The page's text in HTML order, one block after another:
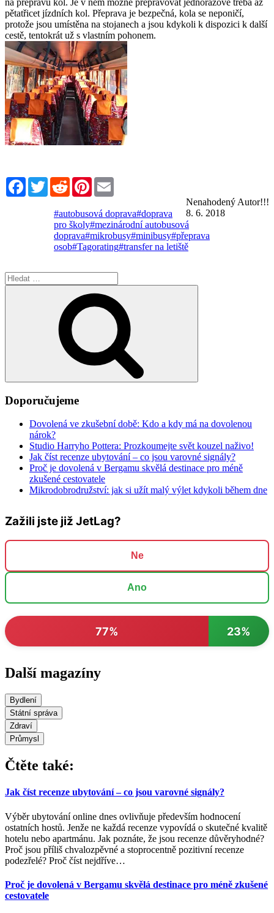
pětatřicet jízdních kol. Přeprava je bezpečná, kola se neponičí,
protože jsou umístěna na stojanech a jsou kdykoli k dispozici k další
cestě, tentokrát už s vlastním pohonem.
FacebookTwitterRedditPinterest
Nenahodený Autor!!!
8. 6. 2018
#autobusová doprava#doprava
pro školy#mezinárodní autobusová
doprava#mikrobusy#minibusy#přeprava
osob#Tagorating#transfer na letiště
Hledat:
Doporučujeme
Dovolená ve zkušební době: Kdo a kdy má na dovolenou
nárok?
Studio Harryho Pottera: Prozkoumejte svět kouzel naživo!
Jak číst recenze ubytování – co jsou varovné signály?
Proč je dovolená v Bergamu skvělá destinace pro méně
zkušené cestovatele
Mikrodobrodružství: jak si užít malý výlet kdykoli během dne
Zažili jste již JetLag?
Ne
Ano
77% 23%
Další magazíny
Bydlení
Státní správa
Zdraví
Průmysl
Čtěte také:
Jak číst recenze ubytování – co jsou varovné signály?
Výběr ubytování online dnes ovlivňuje především hodnocení
ostatních hostů. Jenže ne každá recenze vypovídá o skutečné kvalitě
hotelu nebo apartmánu. Jak poznáte, že jsou recenze důvěryhodné?
Proč jsou příliš chvalozpěvné a stoprocentně pozitivní recenze
podezřelé? Proč číst nejdříve…
Proč je dovolená v Bergamu skvělá destinace pro méně zkušené
cestovatele